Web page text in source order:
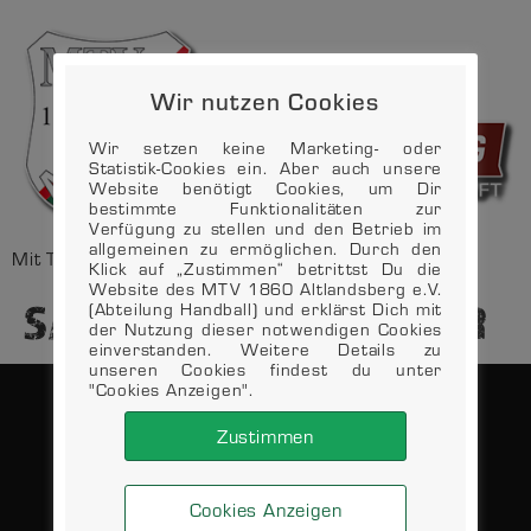
Mit Tradition in die Zukunft
SA. – 23.04. – 19:30UHR
DATENSCHUTZKONTAKTIMPRESSUMVEREIN
Wir nutzen Cookies
Wir setzen keine Marketing- oder
Statistik-Cookies ein. Aber auch unsere
Website benötigt Cookies, um Dir
bestimmte Funktionalitäten zur
Verfügung zu stellen und den Betrieb im
allgemeinen zu ermöglichen. Durch den
Klick auf „Zustimmen“ betrittst Du die
Website des MTV 1860 Altlandsberg e.V.
(Abteilung Handball) und erklärst Dich mit
der Nutzung dieser notwendigen Cookies
einverstanden. Weitere Details zu
unseren Cookies findest du unter
"Cookies Anzeigen".
Cookies Anzeigen
Zustimmen